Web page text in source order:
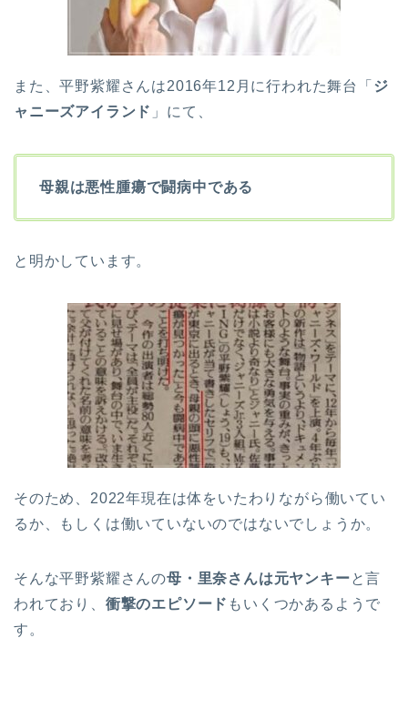
また、平野紫耀さんは2016年12月に行われた舞台「 ジ
ャニーズアイランド 」にて、
母親は悪性腫瘍で闘病中である
と明かしています。
そのため、2022年現在は体をいたわりながら働いてい
るか、もしくは働いていないのではないでしょうか。
そんな平野紫耀さんの母・里奈さんは元ヤンキーと言
われており、 衝撃のエピソード もいくつかあるようで
す。